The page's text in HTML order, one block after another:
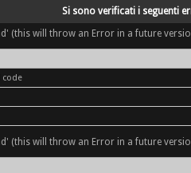
Si sono verificati i seguenti
will throw an Error in a future
code
will throw an Error in a future